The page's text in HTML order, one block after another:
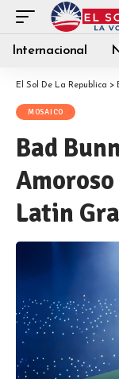
Internacional
El Sol De La Republica >
MOSAICO
Bad
Latin